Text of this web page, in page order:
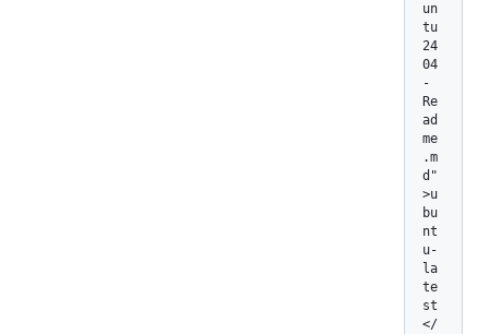
un
tu
24
04
-
Re
ad
me
.m
d"
>u
bu
nt
u-
la
te
st
</